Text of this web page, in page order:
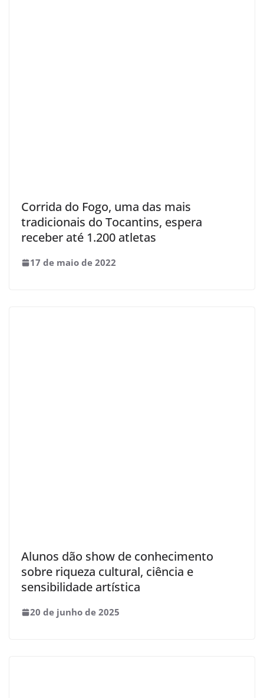
Corrida do Fogo, uma das mais
tradicionais do Tocantins, espera
receber até 1.200 atletas
17 de maio de 2022
Alunos dão show de conhecimento
sobre riqueza cultural, ciência e
sensibilidade artística
20 de junho de 2025